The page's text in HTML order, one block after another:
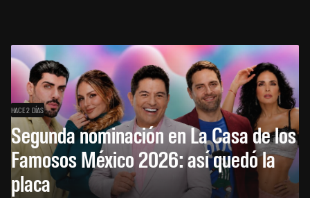
HACE 2 DÍAS
Segunda nominación en La Casa de los
Famosos México 2026: así quedó la
placa